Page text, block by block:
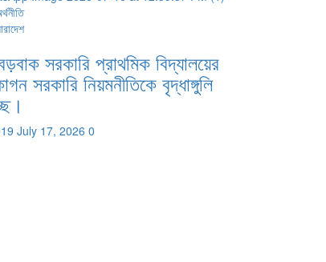
সরকারি প্রাথমিক বিদ্যালয়ের
সরকারি নিয়মনীতিকে বৃদ্ধাঙ্গুলি
July 17, 2026 0